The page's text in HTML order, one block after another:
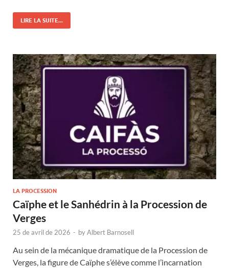
LIRE LA SUITE...
LA PROCESSION
Caïphe et le Sanhédrin à la Procession de
Verges
25 de avril de 2026 - byAlbert Barnosell
Au sein de la mécanique dramatique de la Procession de
Verges, la figure de Caïphe s’élève comme l’incarnation